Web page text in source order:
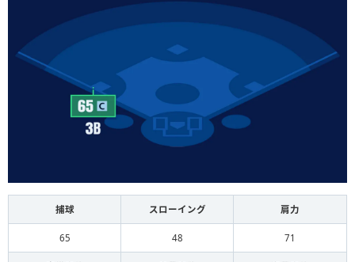
捕球 スローイング 肩力
65 48 71